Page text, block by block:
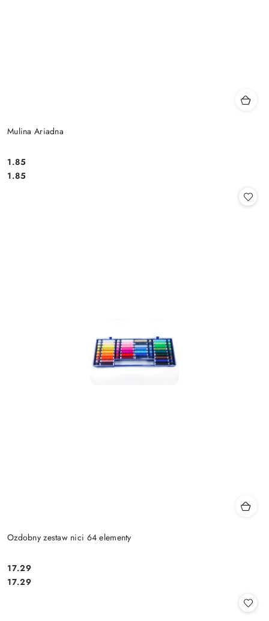
Mulina Ariadna
Cena:
1.85
Cena:
1.85
Ozdobny zestaw nici 64 elementy
Cena:
17.29
Cena:
17.29